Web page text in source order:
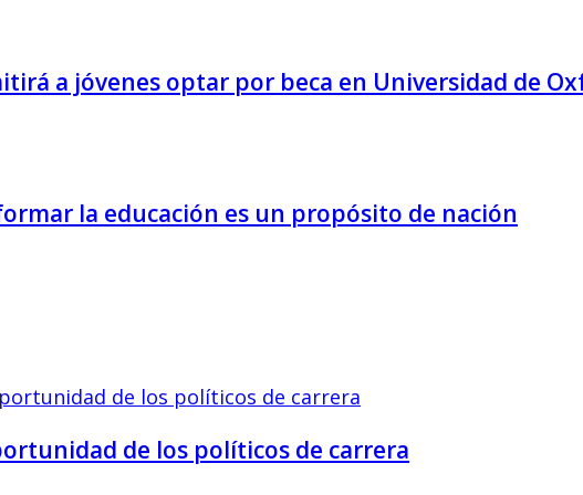
a jóvenes optar por beca en Universidad de
la educación es un propósito de nación
de los políticos de carrera